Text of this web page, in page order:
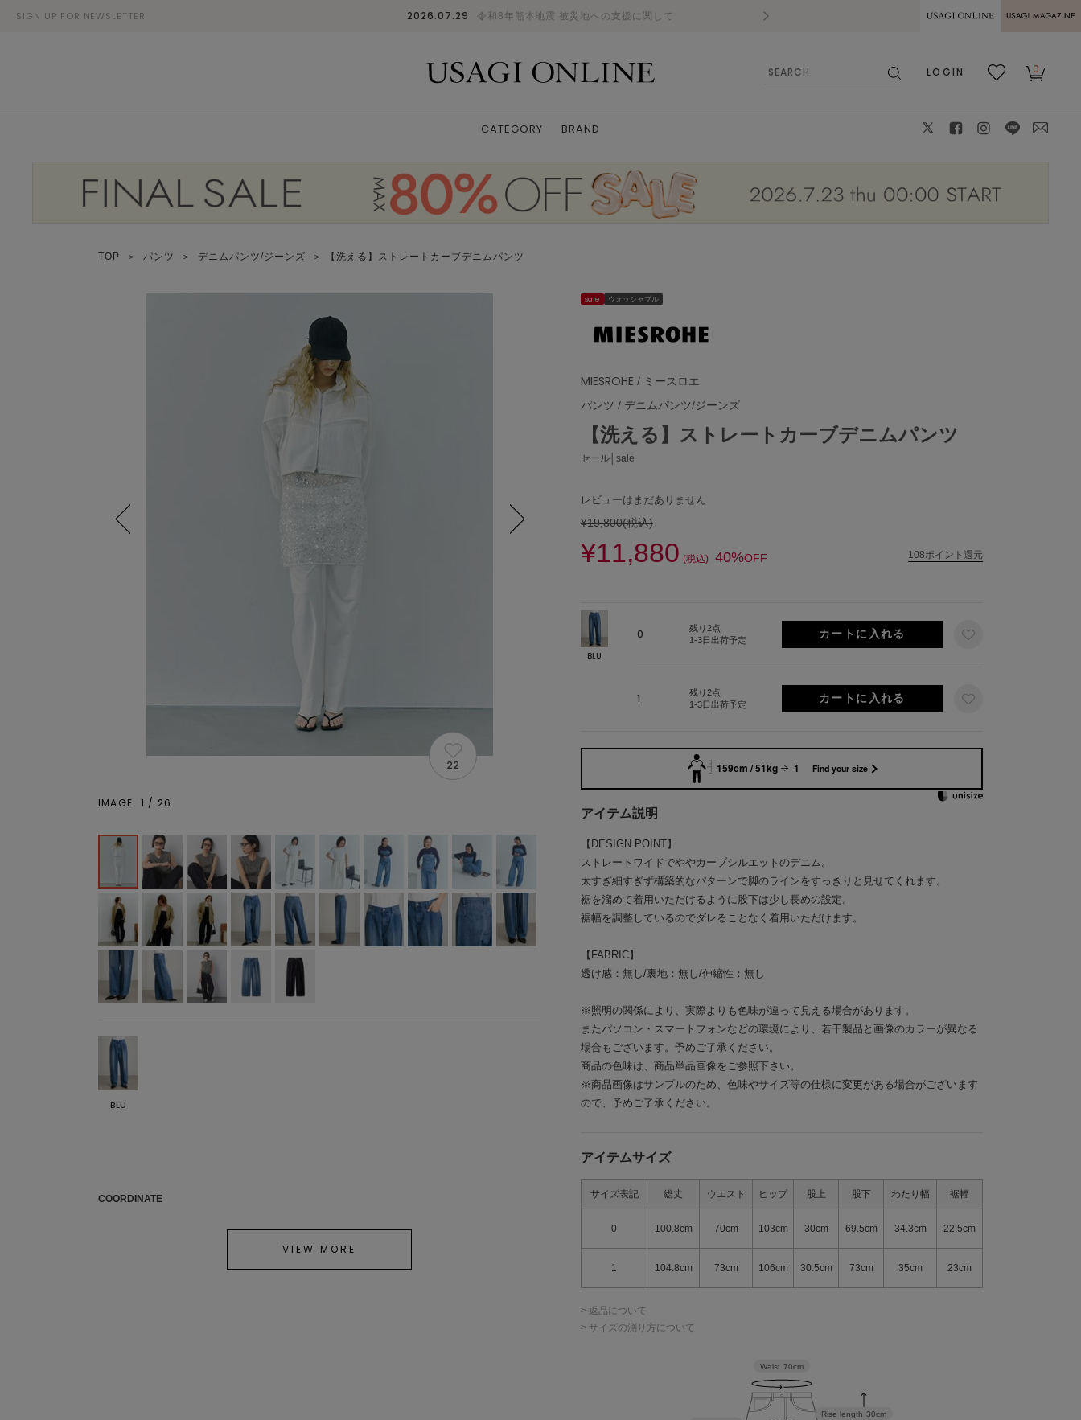
SIGN UP FOR NEWSLETTER 2026.07.29 令和8年熊本地震 被災地への支援に関して 熊本県熊本地方を震源とする地震の影響に
MAGAZINE
LOGIN
0
CATEGORY BRAND
TOP ＞ パンツ ＞ デニムパンツ/ジーンズ ＞ 【洗える】ストレートカーブデニムパンツ
sale ウォッシャブル
MIESROHE / ミースロエ
パンツ / デニムパンツ/ジーンズ
【洗える】ストレートカーブデニムパンツ
セール│sale
レビューはまだありません
¥19,800(税込)
¥11,880 (税込) 40%OFF 108ポイント還元
BLU
0
残り2点
1-3日出荷予定
1
残り2点
1-3日出荷予定
159cm / 51kg 1 Find your size
アイテム説明
【DESIGN POINT】
ストレートワイドでややカーブシルエットのデニム。
太すぎ細すぎず構築的なパターンで脚のラインをすっきりと見せてくれます。
裾を溜めて着用いただけるように股下は少し長めの設定。
裾幅を調整しているのでダレることなく着用いただけます。
【FABRIC】
透け感：無し/裏地：無し/伸縮性：無し
※照明の関係により、実際よりも色味が違って見える場合があります。
またパソコン・スマートフォンなどの環境により、若干製品と画像のカラーが異なる
場合もございます。予めご了承ください。
商品の色味は、商品単品画像をご参照下さい。
※商品画像はサンプルのため、色味やサイズ等の仕様に変更がある場合がございます
ので、予めご了承ください。
アイテムサイズ
サイズ表記 総丈 ウエスト ヒップ 股上 股下 わたり幅 裾幅
0 100.8cm 70cm 103cm 30cm 69.5cm 34.3cm 22.5cm
1 104.8cm 73cm 106cm 30.5cm 73cm 35cm 23cm
> 返品について
> サイズの測り方について
Rise length 30cm
Waist 70cm
22
IMAGE 1 / 26
BLU
COORDINATE
VIEW MORE